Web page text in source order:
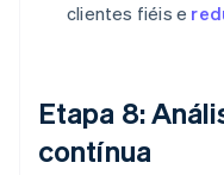
clientes fiéis e
Etapa 8:
contínua